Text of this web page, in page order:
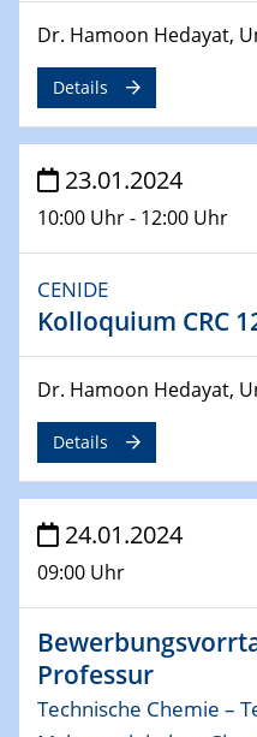
Liquid Organic
14.03.2024
Microscope
Research
From Micro to Nano
04.04.2024
MATURE
Speaker: Jonathan
10.04.2024 - 11.04.2024
Brennstoffzellen
15.04.2024
Online Workshop
Ben Gurion University
25.04.2024
CENIDE & WIN
MATURE
Speaker: Albert Dato
Dr. Hamoon Hedayat,
Details
23.01.2024
10:00 Uhr - 12:00 Uhr
CENIDE
Kolloquium CRC
Dr. Hamoon Hedayat,
Details
24.01.2024
09:00 Uhr
Professur
Technische Chemie –